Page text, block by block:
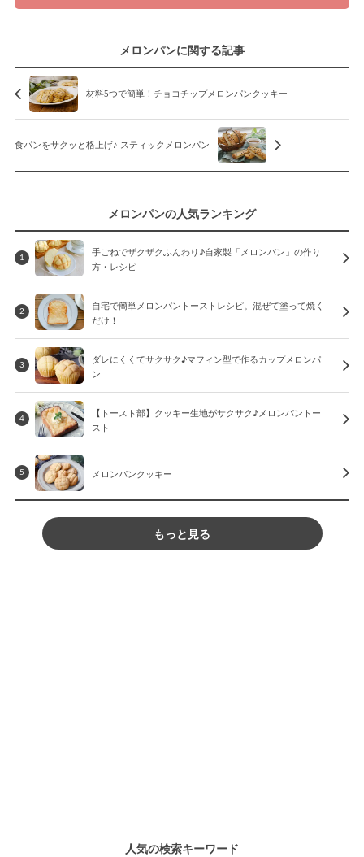
メロンパンに関する記事
材料5つで簡単！チョコチップメロンパンクッキー
食パンをサクッと格上げ♪ スティックメロンパン
メロンパンの人気ランキング
1
手ごねでザクザクふんわり♪自家製「メロンパン」の作り
方・レシピ
2
自宅で簡単メロンパントーストレシピ。混ぜて塗って焼く
だけ！
3
ダレにくくてサクサク♪マフィン型で作るカップメロンパ
ン
4
【トースト部】クッキー生地がサクサク♪メロンパントー
スト
5 メロンパンクッキー
もっと見る
人気の検索キーワード